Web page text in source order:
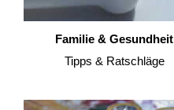
Familie & Gesundheit
Tipps & Ratschläge